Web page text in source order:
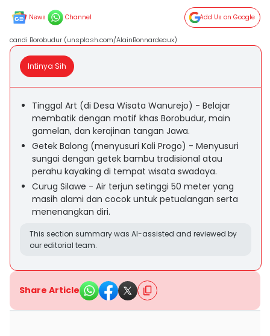
News Channel Add Us on Google
candi Borobudur (unsplash.com/AlainBonnardeaux)
Intinya Sih
Tinggal Art (di Desa Wisata Wanurejo) - Belajar
membatik dengan motif khas Borobudur, main
gamelan, dan kerajinan tangan Jawa.
Getek Balong (menyusuri Kali Progo) - Menyusuri
sungai dengan getek bambu tradisional atau
perahu kayaking di tempat wisata swadaya.
Curug Silawe - Air terjun setinggi 50 meter yang
masih alami dan cocok untuk petualangan serta
menenangkan diri.
This section summary was AI-assisted and reviewed by
our editorial team.
Share Article